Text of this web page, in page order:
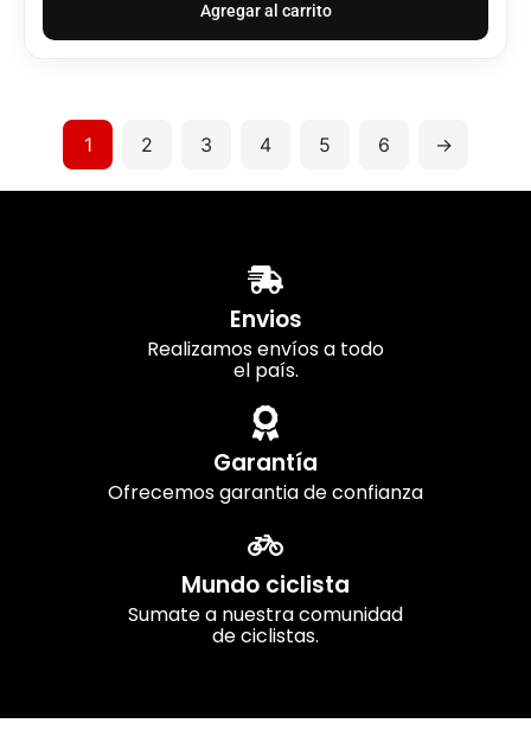
Agregar al carrito
1 2 3 4 5 6 →
Envios
Realizamos envíos a todo
el país.
Garantía
Ofrecemos garantia de confianza
Mundo ciclista
Sumate a nuestra comunidad
de ciclistas.